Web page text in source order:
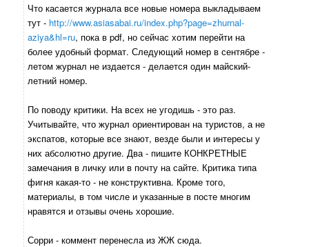
Что касается журнала все новые номера выкладываем
тут - http://www.asiasabai.ru/index.php?page=zhurnal-
aziya&hl=ru, пока в pdf, но сейчас хотим перейти на
более удобный формат. Следующий номер в сентябре -
летом журнал не издается - делается один майский-
летний номер.
По поводу критики. На всех не угодишь - это раз.
Учитывайте, что журнал ориентирован на туристов, а не
экспатов, которые все знают, везде были и интересы у
них абсолютно другие. Два - пишите КОНКРЕТНЫЕ
замечания в личку или в почту на сайте. Критика типа
фигня какая-то - не конструктивна. Кроме того,
материалы, в том числе и указанные в посте многим
нравятся и отзывы очень хорошие.
Сорри - коммент перенесла из ЖЖ сюда.